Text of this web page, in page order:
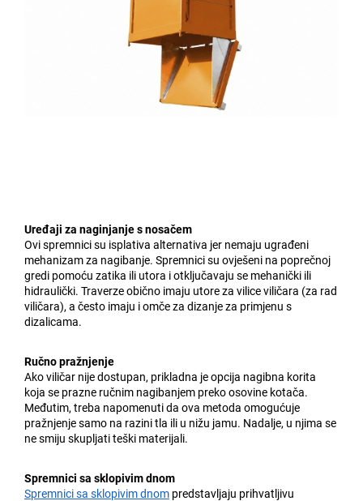
Uređaji za naginjanje s nosačem
Ovi spremnici su isplativa alternativa jer nemaju ugrađeni
mehanizam za nagibanje. Spremnici su ovješeni na poprečnoj
gredi pomoću zatika ili utora i otključavaju se mehanički ili
hidraulički. Traverze obično imaju utore za vilice viličara (za rad
viličara), a često imaju i omče za dizanje za primjenu s
dizalicama.
Ručno pražnjenje
Ako viličar nije dostupan, prikladna je opcija nagibna korita
koja se prazne ručnim nagibanjem preko osovine kotača.
Međutim, treba napomenuti da ova metoda omogućuje
pražnjenje samo na razini tla ili u nižu jamu. Nadalje, u njima se
ne smiju skupljati teški materijali.
Spremnici sa sklopivim dnom
Spremnici sa sklopivim dnom predstavljaju prihvatljivu